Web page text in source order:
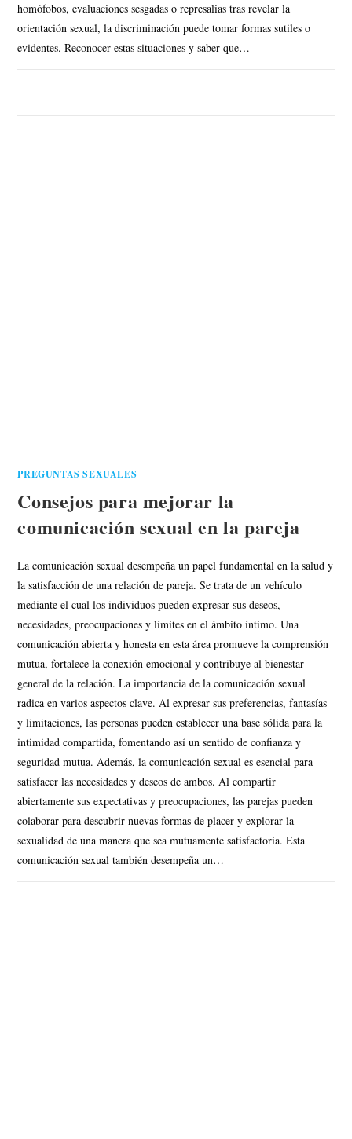
homófobos, evaluaciones sesgadas o represalias tras revelar la
orientación sexual, la discriminación puede tomar formas sutiles o
evidentes. Reconocer estas situaciones y saber que…
PREGUNTAS SEXUALES
Consejos para mejorar la
comunicación sexual en la pareja
La comunicación sexual desempeña un papel fundamental en la salud y
la satisfacción de una relación de pareja. Se trata de un vehículo
mediante el cual los individuos pueden expresar sus deseos,
necesidades, preocupaciones y límites en el ámbito íntimo. Una
comunicación abierta y honesta en esta área promueve la comprensión
mutua, fortalece la conexión emocional y contribuye al bienestar
general de la relación. La importancia de la comunicación sexual
radica en varios aspectos clave. Al expresar sus preferencias, fantasías
y limitaciones, las personas pueden establecer una base sólida para la
intimidad compartida, fomentando así un sentido de confianza y
seguridad mutua. Además, la comunicación sexual es esencial para
satisfacer las necesidades y deseos de ambos. Al compartir
abiertamente sus expectativas y preocupaciones, las parejas pueden
colaborar para descubrir nuevas formas de placer y explorar la
sexualidad de una manera que sea mutuamente satisfactoria. Esta
comunicación sexual también desempeña un…